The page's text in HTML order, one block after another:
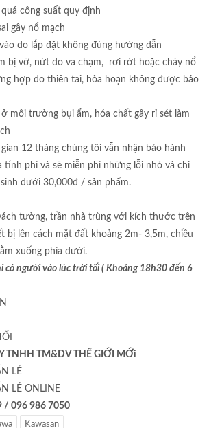
công suất quy định
gây nổ mạch
do lắp đặt không đúng hướng dẫn
bị vỡ, nứt do va chạm, rơi rớt hoặc cháy nổ
hợp do thiên tai, hỏa hoạn không được bảo
môi trường bụi ẩm, hóa chất gây rỉ sét làm
12 tháng chúng tôi vẫn nhận bảo hành
tính phí và sẽ miễn phí những lỗi nhỏ và chi
dưới 30,000đ / sản phẩm.
tường, trần nhà trùng với kích thước trên
bị lên cách mặt đất khoảng 2m- 3,5m, chiều
xuống phía dưới.
có người vào lúc trời tối ( Khoảng 18h30 đến 6
TNHH TM&DV THẾ GIỚI MỚi
LẺ
LẺ ONLINE
/ 096 986 7050
Kawasan